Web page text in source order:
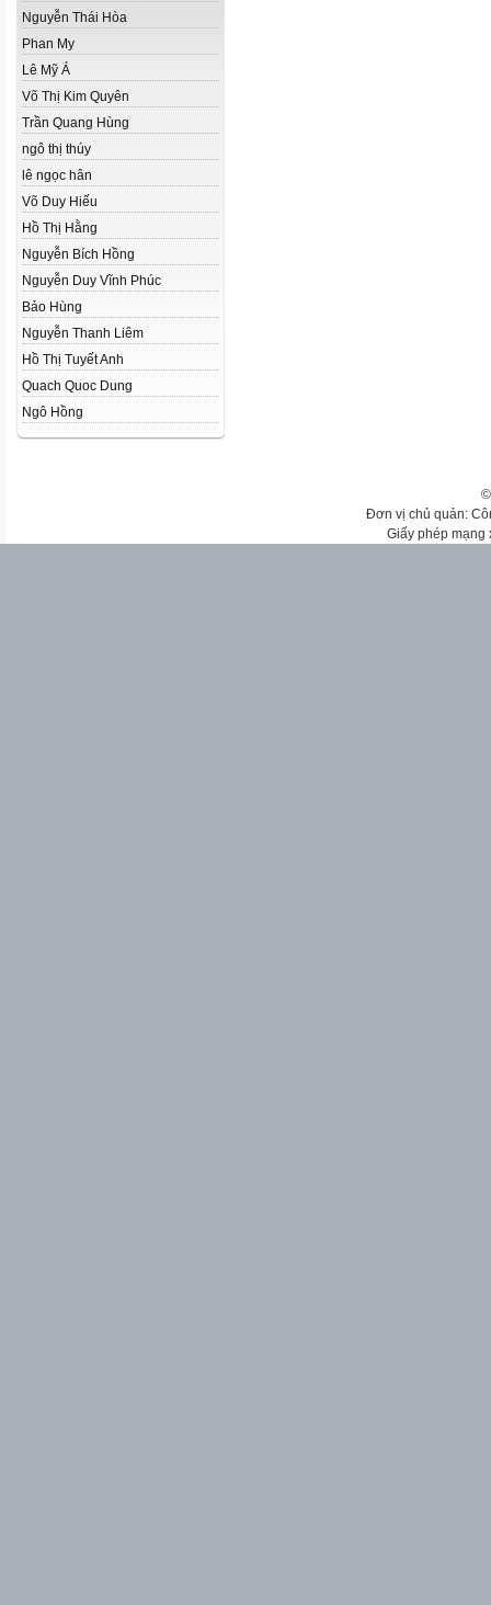
Nguyễn Thái Hòa
Phan My
Lê Mỹ Á
Võ Thị Kim Quyên
Trần Quang Hùng
ngô thị thúy
lê ngọc hân
Võ Duy Hiếu
Hồ Thị Hằng
Nguyễn Bích Hồng
Nguyễn Duy Vĩnh Phúc
Bảo Hùng
Nguyễn Thanh Liêm
Hồ Thị Tuyết Anh
Quach Quoc Dung
Ngô Hồng
Đơn vị chủ quản:
Giấy phép mạng